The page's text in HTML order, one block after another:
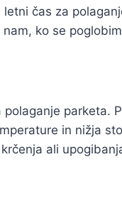
čas za
ko se
parketa.
in nižja
ali